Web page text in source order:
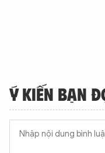
Ý KIẾN BẠN